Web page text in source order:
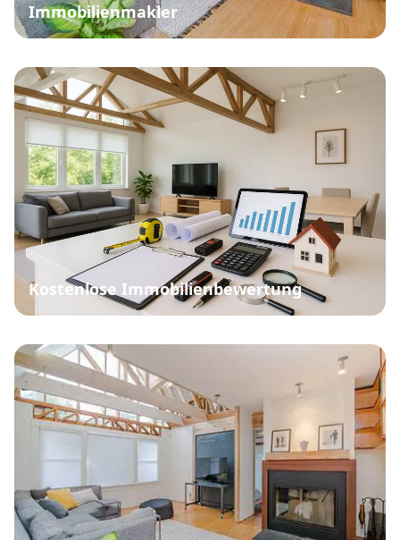
Immobilienmakler
Kostenlose Immobilienbewertung